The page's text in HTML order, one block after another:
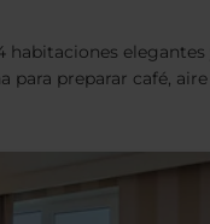
preparar café,